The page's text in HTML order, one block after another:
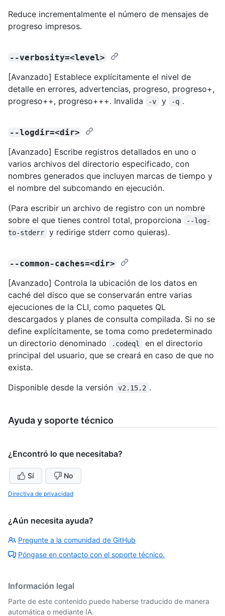
Reduce incrementalmente el número de mensajes de
progreso impresos.
--verbosity=<level>
[Avanzado] Establece explícitamente el nivel de
detalle en errores, advertencias, progreso, progreso+,
progreso++, progreso+++. Invalida
-v y -q .
--logdir=<dir>
[Avanzado] Escribe registros detallados en uno o
varios archivos del directorio especificado, con
nombres generados que incluyen marcas de tiempo y
el nombre del subcomando en ejecución.
(Para escribir un archivo de registro con un nombre
sobre el que tienes control total, proporciona
--log-
to-stderr
y redirige stderr como quieras).
--common-caches=<dir>
[Avanzado] Controla la ubicación de los datos en
caché del disco que se conservarán entre varias
ejecuciones de la CLI, como paquetes QL
descargados y planes de consulta compilada. Si no se
define explícitamente, se toma como predeterminado
un directorio denominado
.codeql
en el directorio
principal del usuario, que se creará en caso de que no
exista.
Disponible desde la versión
v2.15.2 .
Ayuda y soporte técnico
¿Encontró lo que necesitaba?
Sí No
Directiva de privacidad
¿Aún necesita ayuda?
Pregunte a la comunidad de GitHub
Póngase en contacto con el soporte técnico.
Información legal
Parte de este contenido puede haberse traducido de manera
automática o mediante IA.